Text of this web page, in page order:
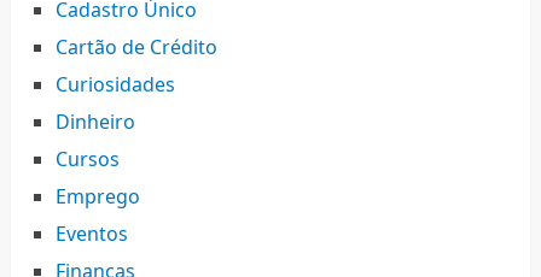
Cadastro Único
Cartão de Crédito
Curiosidades
Dinheiro
Cursos
Emprego
Eventos
Finanças